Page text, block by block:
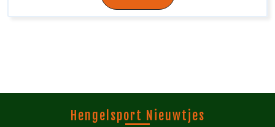
Hengelsport Nieuwtjes